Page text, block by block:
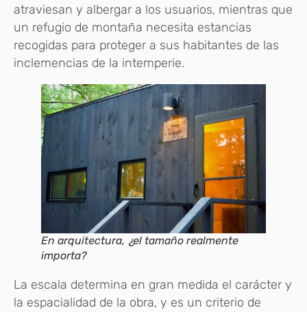
atraviesan y albergar a los usuarios, mientras que
un refugio de montaña necesita estancias
recogidas para proteger a sus habitantes de las
inclemencias de la intemperie.
En arquitectura, ¿el tamaño realmente
importa?
La escala determina en gran medida el carácter y
la espacialidad de la obra, y es un criterio de